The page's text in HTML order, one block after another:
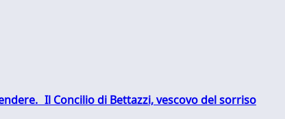
Il Concilio di Bettazzi, vescovo del sorriso